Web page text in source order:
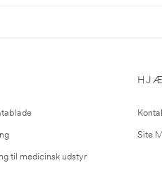
til medicinsk udstyr
Site